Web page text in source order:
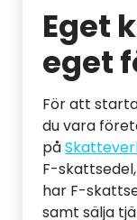
Eget
eget
För att
du vara
på
F-
har F-
samt sälja